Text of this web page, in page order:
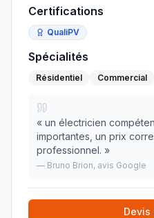
Certifications
QualiPV
Spécialités
Résidentiel Commercial
« un électricien
importantes, un prix
professionnel. »
— Bruno Brion, avis Google
Devis